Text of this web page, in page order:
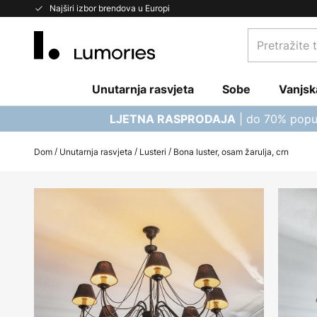
Najširi izbor brendova u Europi
Skip
Pretražite
trgovinu...
Unutarnja rasvjeta Sobe
LJETNA RASPRODAJA | do 70%
Dom Unutarnja rasvjeta Lusteri Bona luster, osam žarulja, crn